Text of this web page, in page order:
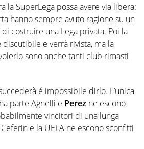
la SuperLega possa avere via libera:
hanno sempre avuto ragione su un
costruire una Lega privata. Poi la
e verrà rivista, ma la
sono anche tanti club rimasti
é impossibile dirlo. L’unica
parte Agnelli e Perez ne escono
vincitori di una lunga
e la UEFA ne escono sconfitti